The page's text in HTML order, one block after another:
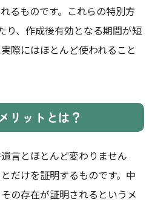
るものです。これらの特別方
り、作成後有効となる期間が短
際にはほとんど使われること
リットとは？
言とほとんど変わりません
だけを証明するものです。中
の存在が証明されるというメ